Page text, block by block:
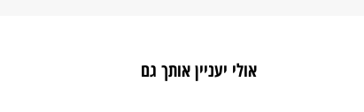
אולי יעניין אותך גם